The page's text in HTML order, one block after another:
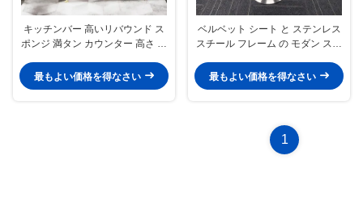
キッチンバー 高いリバウンド ス
ポンジ 満タン カウンター 高さ 椅
最もよい価格を得なさい
ベルベット シート と ステンレス
スチール フレーム の モダン スタ
最もよい価格を得なさい
1